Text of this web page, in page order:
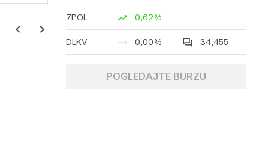
7POL 0,62%
DLKV 0,00% 34,455
POGLEDAJTE BURZU